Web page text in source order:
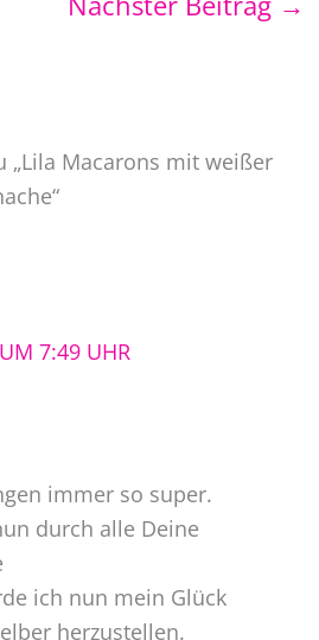
„Lila Macarons mit weißer
7:49 UHR
immer so super.
durch alle Deine
ich nun mein Glück
herzustellen.